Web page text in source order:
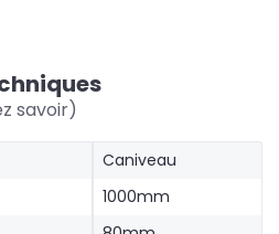
savoir)
Caniveau
1000mm